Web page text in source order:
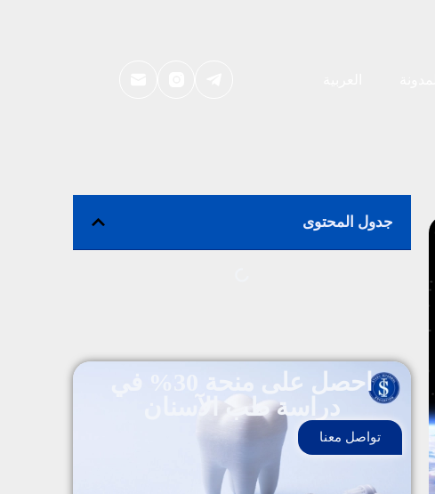
جدول المحتوى
دراسة طب الآسنان
تواصل معنا